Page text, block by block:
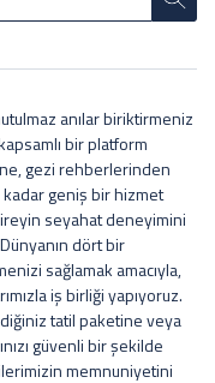
anılar biriktirmeniz
bir platform
gezi rehberlerinden
geniş bir hizmet
seyahat deneyimini
dört bir
sağlamak amacıyla,
iş birliği yapıyoruz.
tatil paketine veya
güvenli bir şekilde
memnuniyetini